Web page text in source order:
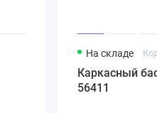
На складе
Каркасный
56411